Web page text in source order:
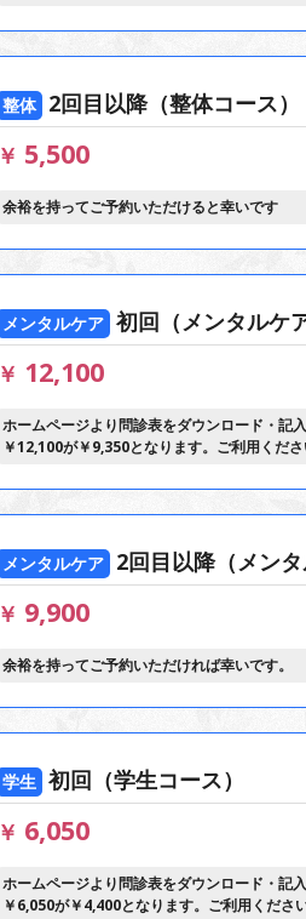
整体 2回目以降（整体コース）
￥ 5,500
余裕を持ってご予約いただけると幸いです
メンタルケア 初回（メンタルケ
￥ 12,100
ホームページより問診表をダウンロード・記
￥12,100が￥9,350となります。ご利用くださ
メンタルケア 2回目以降（メンタ
￥ 9,900
余裕を持ってご予約いただければ幸いです。
学生 初回（学生コース）
￥ 6,050
ホームページより問診表をダウンロード・記
￥6,050が￥4,400となります。ご利用ください